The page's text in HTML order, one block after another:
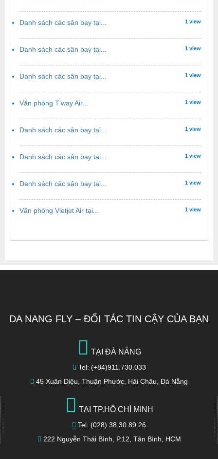
Danh sách các sân bay tại... 1 view
Danh sách các sân bay tại... 1 view
Danh sách các sân bay tại... 1 view
Văn phòng T’way Air... 1 view
Danh sách các sân bay tại... 1 view
Danh sách các sân bay tại... 1 view
Danh sách các sân bay tại... 1 view
Văn phòng Vietjet Air tại... 1 view
DA NANG FLY – ĐỐI TÁC TIN CẬY CỦA BẠN
TẠI ĐÀ NẴNG
Tel: (+84)911.730.033
45 Xuân Diệu, Thuận Phước, Hải Châu, Đà Nẵng
TẠI TP.HỒ CHÍ MINH
Tel: (028).38.30.89.26
222 Nguyễn Thái Bình, P.12, Tân Bình, HCM